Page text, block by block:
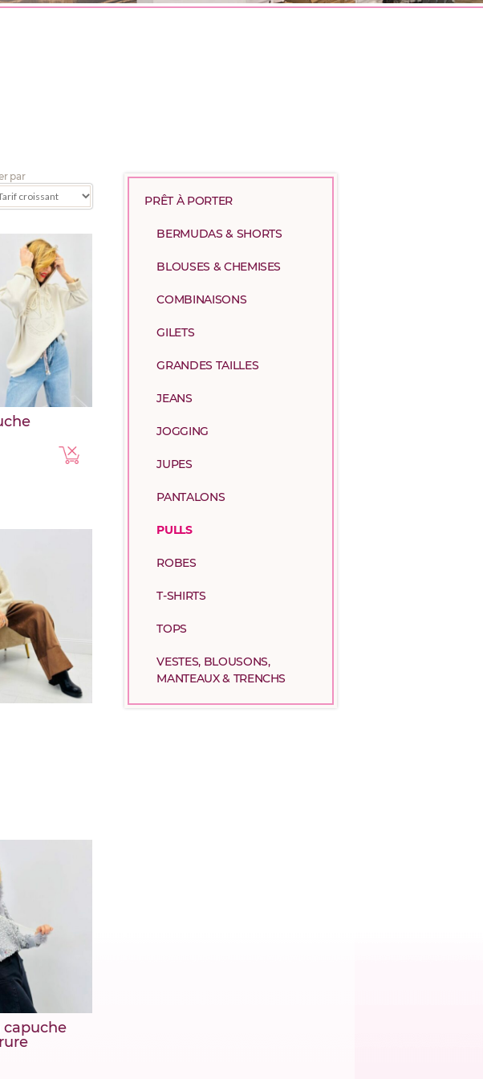
PRÊT À PORTER
BERMUDAS & SHORTS
BLOUSES & CHEMISES
COMBINAISONS
GILETS
GRANDES TAILLES
JEANS
JOGGING
JUPES
PANTALONS
PULLS
ROBES
T-SHIRTS
TOPS
VESTES, BLOUSONS,
MANTEAUX & TRENCHS
par
capuche